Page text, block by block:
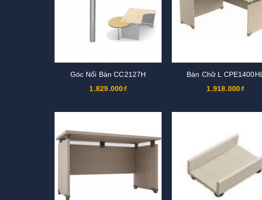
Góc Nối Bàn CC2127H
1.829.000₫
Bàn Chữ L CPE1400HL
1.918.000₫